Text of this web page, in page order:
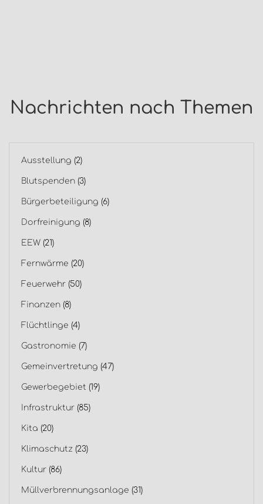
Nachrichten nach Themen
Ausstellung (2)
Blutspenden (3)
Bürgerbeteiligung (6)
Dorfreinigung (8)
EEW (21)
Fernwärme (20)
Feuerwehr (50)
Finanzen (8)
Flüchtlinge (4)
Gastronomie (7)
Gemeinvertretung (47)
Gewerbegebiet (19)
Infrastruktur (85)
Kita (20)
Klimaschutz (23)
Kultur (86)
Müllverbrennungsanlage (31)